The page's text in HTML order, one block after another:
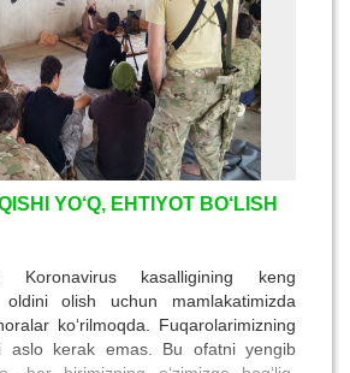
hadislarida bayon qilinganini bilamiz.
jamiyatda insoniy fazilatlarni
dinning o‘rniga yuksak baho bergan.
YO‘Q, EHTIYOT BO‘LISH
Koronavirus kasalligining keng
olish uchun mamlakatimizda
ko‘rilmoqda. Fuqarolarimizning
aslo kerak emas. Bu ofatni yengib